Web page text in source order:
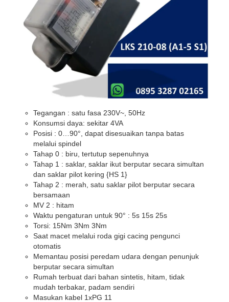
Tegangan : satu fasa 230V~, 50Hz
Konsumsi daya: sekitar 4VA
Posisi : 0…90°, dapat disesuaikan tanpa batas
melalui spindel
Tahap 0 : biru, tertutup sepenuhnya
Tahap 1 : saklar, saklar ikut berputar secara simultan
dan saklar pilot kering {HS 1}
Tahap 2 : merah, satu saklar pilot berputar secara
bersamaan
MV 2 : hitam
Waktu pengaturan untuk 90° : 5s 15s 25s
Torsi: 15Nm 3Nm 3Nm
Saat macet melalui roda gigi cacing pengunci
otomatis
Memantau posisi peredam udara dengan penunjuk
berputar secara simultan
Rumah terbuat dari bahan sintetis, hitam, tidak
mudah terbakar, padam sendiri
Masukan kabel 1xPG 11